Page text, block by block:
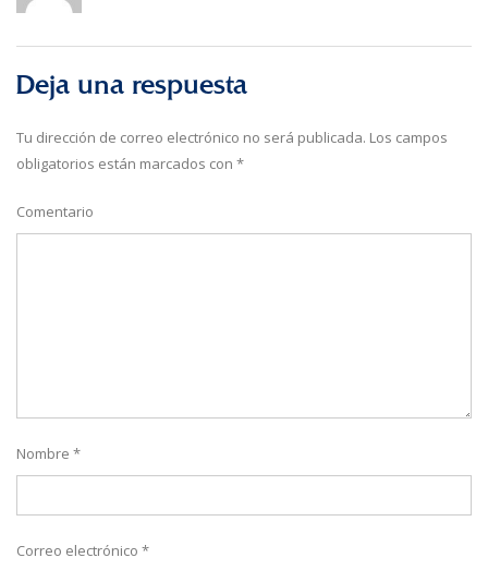
Deja una respuesta
Tu dirección de correo electrónico no será publicada. Los campos
obligatorios están marcados con *
Comentario
Nombre *
Correo electrónico *